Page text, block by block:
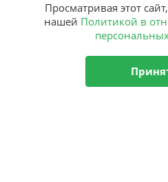
Просматривая этот
нашей Политикой в